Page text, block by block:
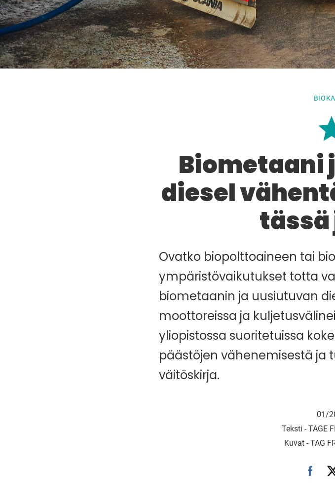
Biometaani
diesel
Ovatko biopolttoaineen tai
ympäristövaikutukset totta
biometaanin ja uusiutuvan
moottoreissa ja
yliopistossa suoritetuissa
päästöjen vähenemisestä ja
väitöskirja.
01/
Teksti - TAGE
Kuvat - TAG